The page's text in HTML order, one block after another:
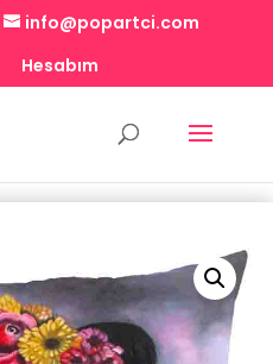
info@popartci.com
Hesabım